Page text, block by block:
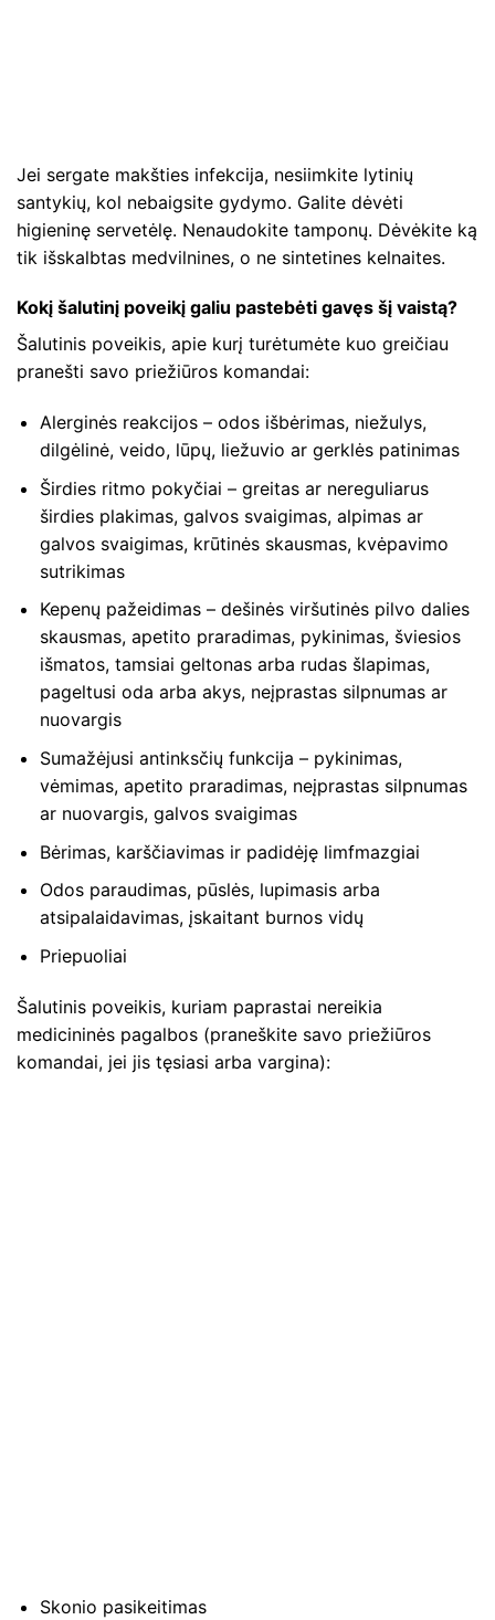
Jei sergate makšties infekcija, nesiimkite lytinių
santykių, kol nebaigsite gydymo. Galite dėvėti
higieninę servetėlę. Nenaudokite tamponų. Dėvėkite ką
tik išskalbtas medvilnines, o ne sintetines kelnaites.
Kokį šalutinį poveikį galiu pastebėti gavęs šį vaistą?
Šalutinis poveikis, apie kurį turėtumėte kuo greičiau
pranešti savo priežiūros komandai:
Alerginės reakcijos – odos išbėrimas, niežulys,
dilgėlinė, veido, lūpų, liežuvio ar gerklės patinimas
Širdies ritmo pokyčiai – greitas ar nereguliarus
širdies plakimas, galvos svaigimas, alpimas ar
galvos svaigimas, krūtinės skausmas, kvėpavimo
sutrikimas
Kepenų pažeidimas – dešinės viršutinės pilvo dalies
skausmas, apetito praradimas, pykinimas, šviesios
išmatos, tamsiai geltonas arba rudas šlapimas,
pageltusi oda arba akys, neįprastas silpnumas ar
nuovargis
Sumažėjusi antinksčių funkcija – pykinimas,
vėmimas, apetito praradimas, neįprastas silpnumas
ar nuovargis, galvos svaigimas
Bėrimas, karščiavimas ir padidėję limfmazgiai
Odos paraudimas, pūslės, lupimasis arba
atsipalaidavimas, įskaitant burnos vidų
Priepuoliai
Šalutinis poveikis, kuriam paprastai nereikia
medicininės pagalbos (praneškite savo priežiūros
komandai, jei jis tęsiasi arba vargina):
Skonio pasikeitimas